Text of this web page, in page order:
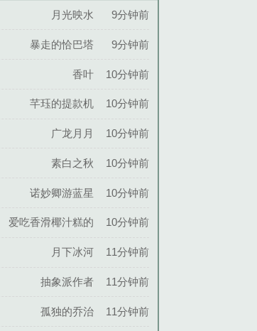
正的通天之路。刚入核心部
门，刁难、排挤
们成为周扬坚强的后盾，助
叛我的，嘲笑我的，在这一
扬，我终将为王。
月光映水 9分钟前
暴走的恰巴塔 9分钟前
香叶 10分钟前
芊珏的提款机 10分钟前
广龙月月 10分钟前
素白之秋 10分钟前
诺妙卿游蓝星 10分钟前
爱吃香滑椰汁糕的
姒俊
10分钟前
月下冰河 11分钟前
抽象派作者 11分钟前
孤独的乔治 11分钟前